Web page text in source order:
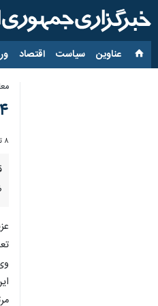
عناوین‌ سیاست اقتصاد
۳۴۴
۸ تیر ۱۴۰۱، ۸:۰۹